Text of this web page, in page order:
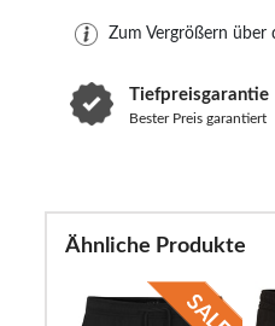
Zum Vergrößern über
Tiefpreisgarantie
Bester Preis garantiert
Ähnliche Produkte